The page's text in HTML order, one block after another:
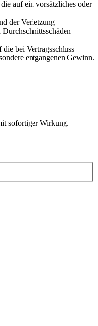
auf ein vorsätzliches oder
der Verletzung
bei Vertragsschluss
entgangenen Gewinn.
sofortiger Wirkung.